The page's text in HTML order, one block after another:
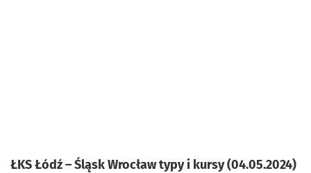
ŁKS Łódź – Śląsk Wrocław typy i kursy (04.05.2024)